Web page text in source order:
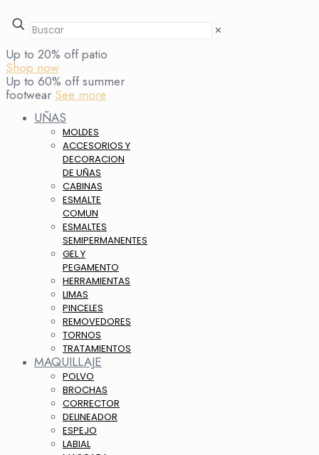
✕
Up to 20% off patio
Shop now
Up to 60% off summer
footwear See more
UÑAS
MOLDES
ACCESORIOS Y
DECORACION
DE UÑAS
CABINAS
ESMALTE
COMUN
ESMALTES
SEMIPERMANENTES
GEL Y
PEGAMENTO
HERRAMIENTAS
LIMAS
PINCELES
REMOVEDORES
TORNOS
TRATAMIENTOS
MAQUILLAJE
POLVO
BROCHAS
CORRECTOR
DELINEADOR
ESPEJO
LABIAL